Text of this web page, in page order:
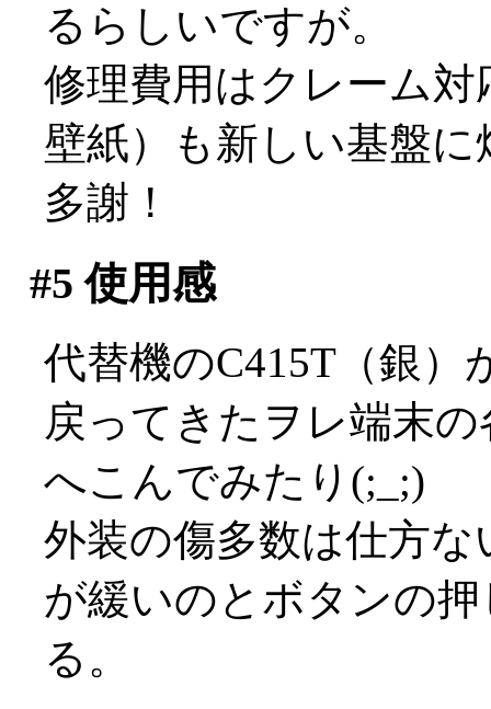
るらしいですが。
修理費用はクレーム
壁紙）も新しい基盤
多謝！
#5 使用感
代替機のC415T（銀）
戻ってきたヲレ端末
へこんでみたり(;_;)
外装の傷多数は仕方
が緩いのとボタンの
る。